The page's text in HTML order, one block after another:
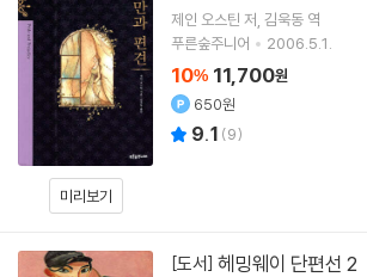
미리보기
제인 오스틴 저 김욱동 역
푸른숲주니어
2006.5.1.
10% 11,700원
650원
9.1 (9)
[도서] 헤밍웨이 단편선 2